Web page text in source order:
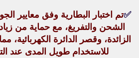
✅تم اختبار البطارية وفق معايير
الشحن والتفريغ، مع حماية من
الزائدة، وقصر الدائرة الكهربائية،
للاستخدام طويل المدى عند